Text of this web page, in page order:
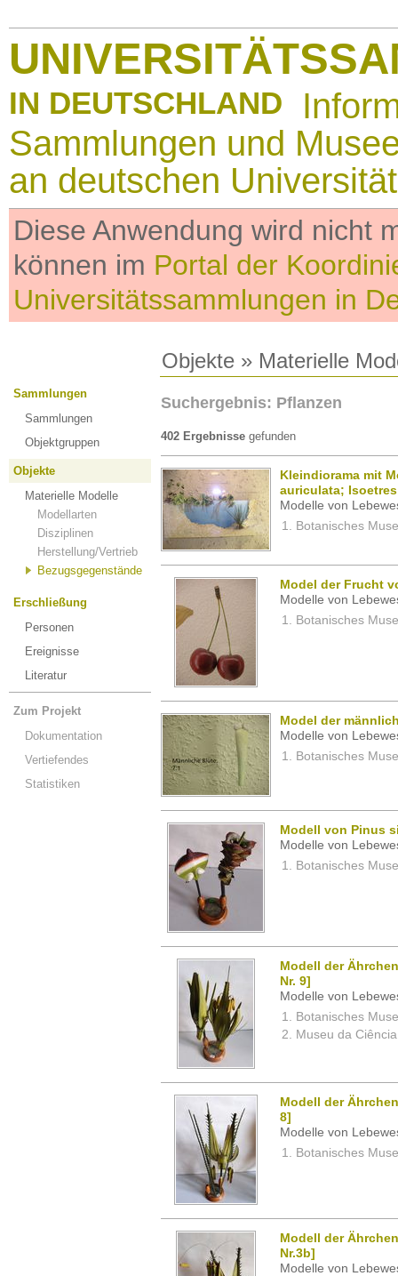
IN DEUTSCHLAND
Sammlungen und
an deutschen
Diese Anwendung wird nicht
können im Portal der
Universitätssammlungen in
Objekte » Materielle
Sammlungen
Sammlungen
Objektgruppen
Objekte
Materielle Modelle
Modellarten
Disziplinen
Herstellung/Vertrieb
Bezugsgegenstände
Erschließung
Personen
Ereignisse
Literatur
Zum Projekt
Dokumentation
Vertiefendes
Statistiken
Suchergebnis: Pflanzen
402 Ergebnisse gefunden
Kleindiorama mit
auriculata;
Modelle von
Botanisches
Model der Frucht
Modelle von
Botanisches
Model der
Modelle von
Botanisches
Modell von Pinus
Modelle von
Botanisches
Modell der
Nr. 9]
Modelle von
Botanisches
Museu da
Modell der
8]
Modelle von
Botanisches
Modell der
Nr.3b]
Modelle von